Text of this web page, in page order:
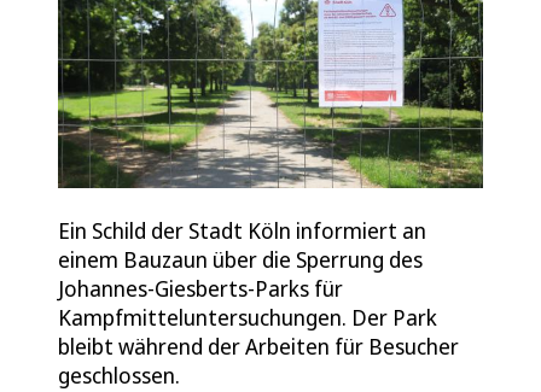
Ein Schild der Stadt Köln informiert an
einem Bauzaun über die Sperrung des
Johannes-Giesberts-Parks für
Kampfmitteluntersuchungen. Der Park
bleibt während der Arbeiten für Besucher
geschlossen.